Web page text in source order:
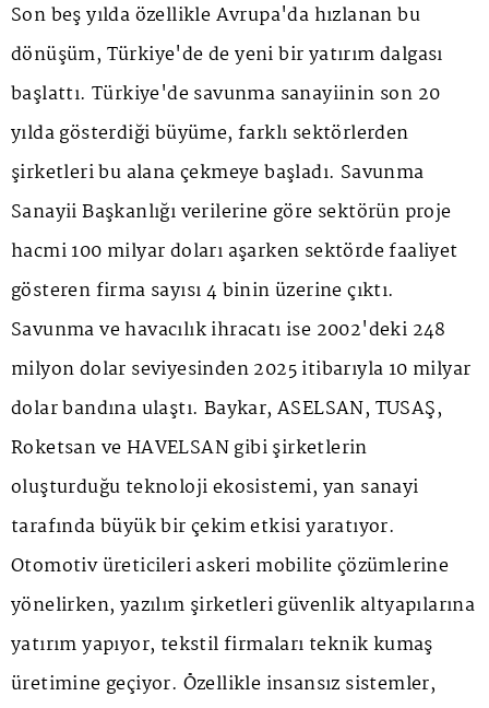
Son beş yılda özellikle Avrupa'da hızlanan bu
dönüşüm, Türkiye'de de yeni bir yatırım dalgası
başlattı. Türkiye'de savunma sanayiinin son 20
yılda gösterdiği büyüme, farklı sektörlerden
şirketleri bu alana çekmeye başladı. Savunma
Sanayii Başkanlığı verilerine göre sektörün proje
hacmi 100 milyar doları aşarken sektörde faaliyet
gösteren firma sayısı 4 binin üzerine çıktı.
Savunma ve havacılık ihracatı ise 2002'deki 248
milyon dolar seviyesinden 2025 itibarıyla 10 milyar
dolar bandına ulaştı. Baykar, ASELSAN, TUSAŞ,
Roketsan ve HAVELSAN gibi şirketlerin
oluşturduğu teknoloji ekosistemi, yan sanayi
tarafında büyük bir çekim etkisi yaratıyor.
Otomotiv üreticileri askeri mobilite çözümlerine
yönelirken, yazılım şirketleri güvenlik altyapılarına
yatırım yapıyor, tekstil firmaları teknik kumaş
üretimine geçiyor. Özellikle insansız sistemler,